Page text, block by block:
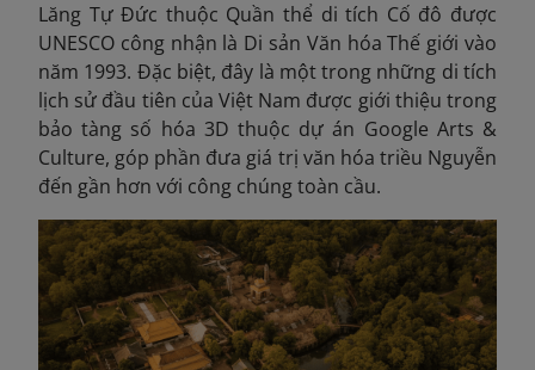
Lăng Tự Đức thuộc Quần thể di tích Cố đô được
UNESCO công nhận là Di sản Văn hóa Thế giới vào
năm 1993. Đặc biệt, đây là một trong những di tích
lịch sử đầu tiên của Việt Nam được giới thiệu trong
bảo tàng số hóa 3D thuộc dự án Google Arts &
Culture, góp phần đưa giá trị văn hóa triều Nguyễn
đến gần hơn với công chúng toàn cầu.